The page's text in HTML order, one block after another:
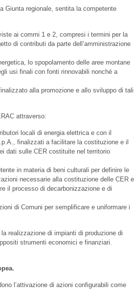
Giunta regionale, sentita la competente
ai commi 1 e 2, compresi i termini per la
di contributi da parte dell’amministrazione
lo spopolamento delle aree montane
usi finali con fonti rinnovabili nonché a
alla promozione e allo sviluppo di tali
attraverso:
locali di energia elettrica e con il
finalizzati a facilitare la costituzione e il
dati sulle CER costituite nel territorio
in materia di beni culturali per definire le
necessarie alla costituzione delle CER e
il processo di decarbonizzazione e di
di Comuni per semplificare e uniformare i
realizzazione di impianti di produzione di
strumenti economici e finanziari.
l’attivazione di azioni configurabili come